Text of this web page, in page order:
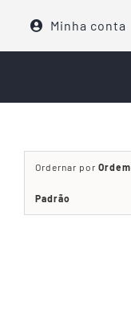
o
Minha conta
Ordernar por Ordem
Padrão